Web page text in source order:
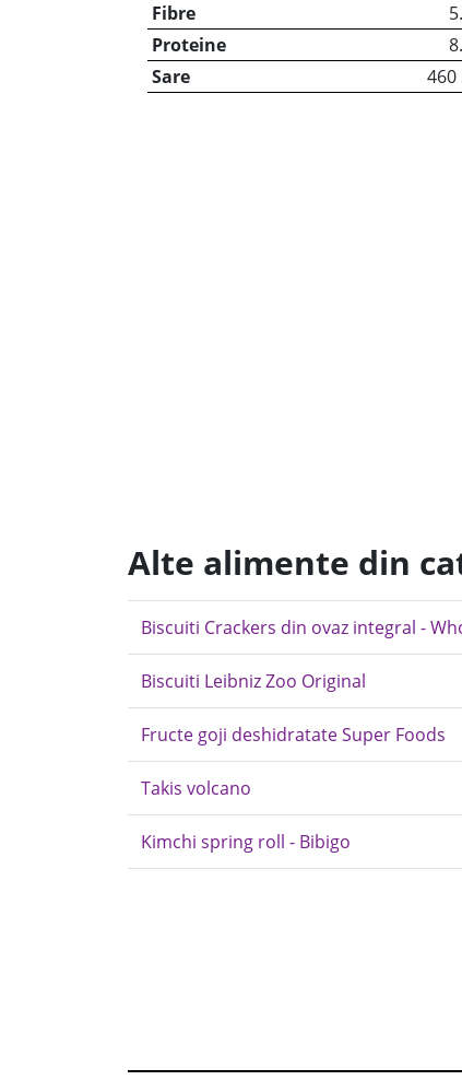
Fibre
Proteine
Sare
460
Alte alimente din
Biscuiti Crackers din ovaz integral -
Biscuiti Leibniz Zoo Original
Fructe goji deshidratate Super Foods
Takis volcano
Kimchi spring roll - Bibigo